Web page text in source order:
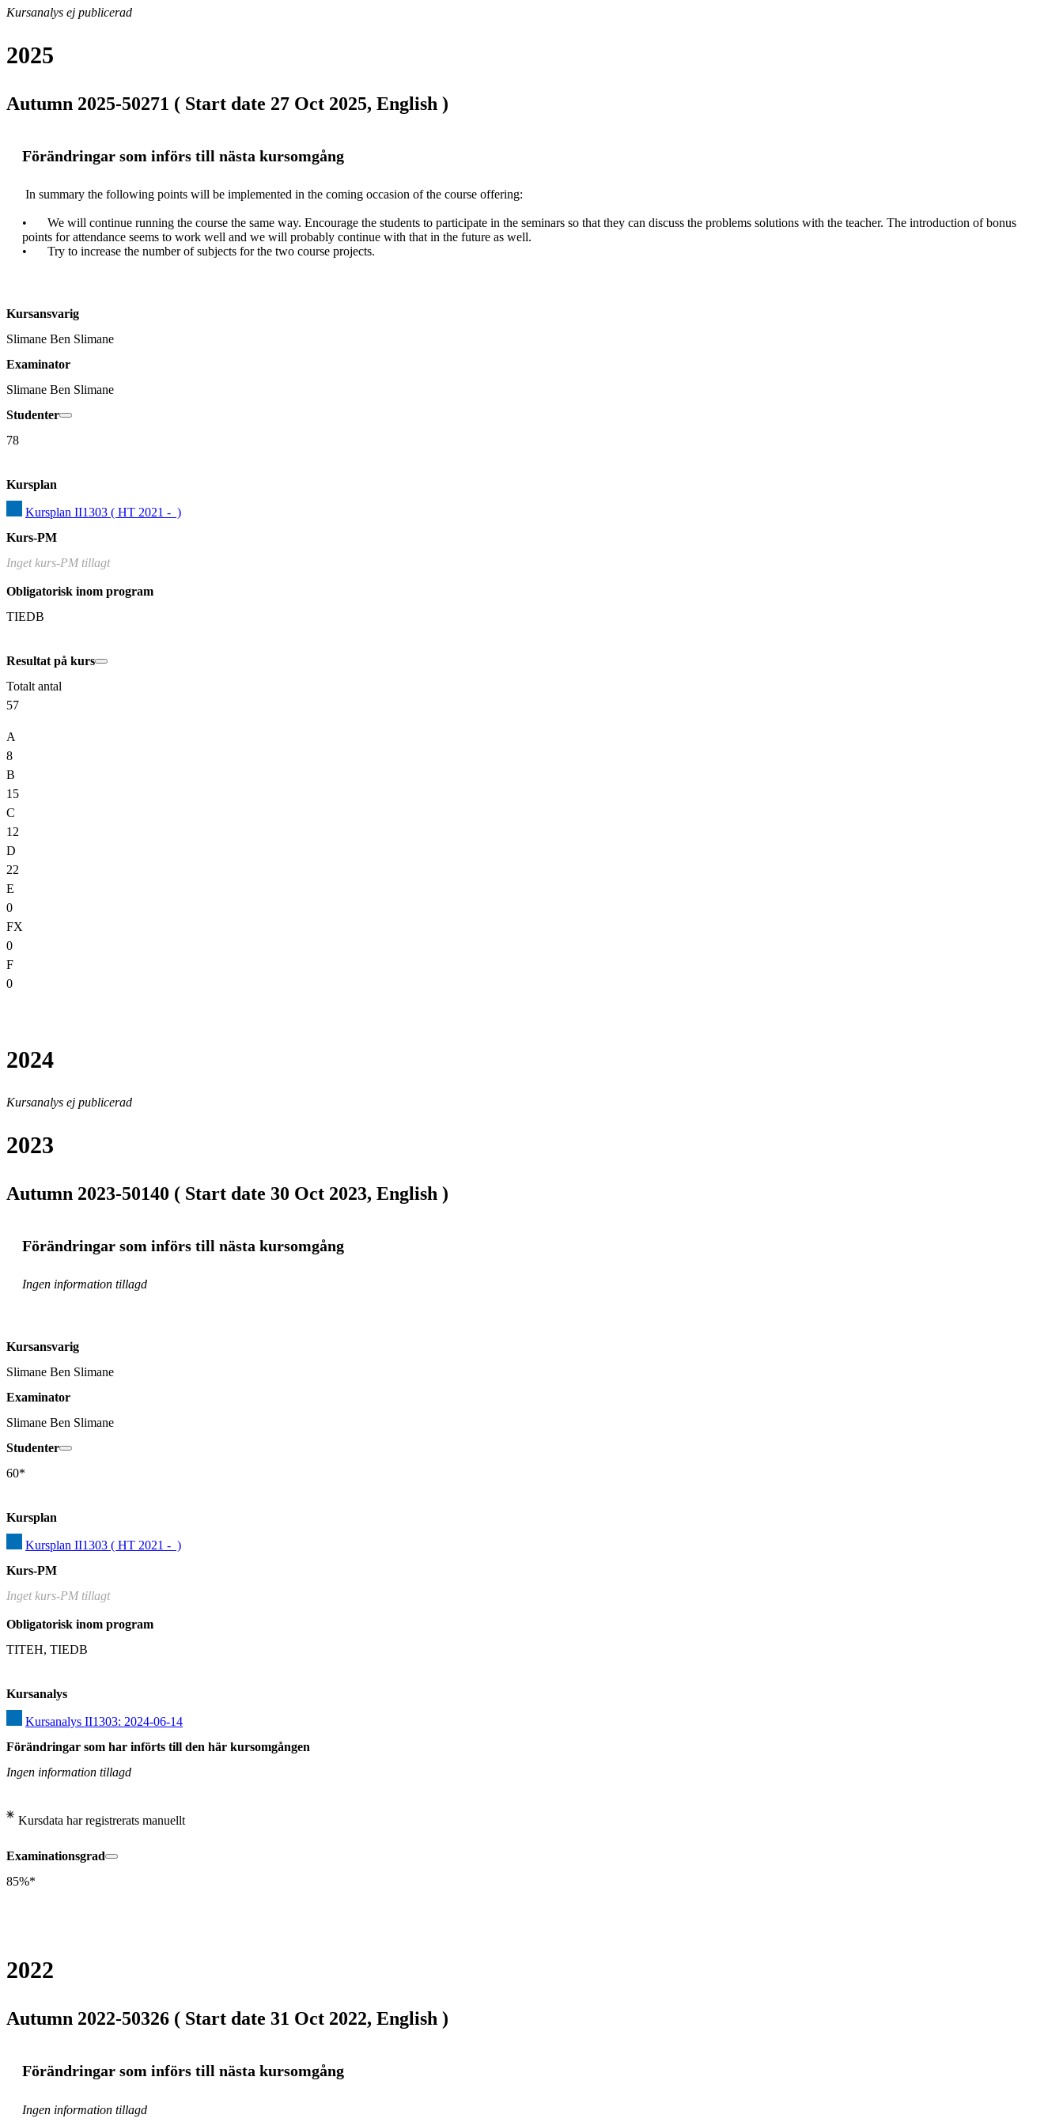
Kursanalys ej publicerad
2025
Autumn 2025-50271 ( Start date 27 Oct 2025, English )
Förändringar som införs till nästa kursomgång
•	We will continue running the course the same way. Encourage the students to participate in the seminars so that they can discuss the problems solutions with the teacher. The introduction of bonus
points for attendance seems to work well and we will probably continue with that in the future as well.
•	Try to increase the number of subjects for the two course projects.
Kursansvarig
Slimane Ben Slimane
Examinator
Slimane Ben Slimane
Studenter
78
Kursplan
Kursplan II1303 ( HT 2021 -  )
Kurs-PM
Inget kurs-PM tillagt
Obligatorisk inom program
TIEDB
Resultat på kurs
Totalt antal
57
A
8
B
15
C
12
D
22
E
0
FX
0
F
0
2024
Kursanalys ej publicerad
2023
Autumn 2023-50140 ( Start date 30 Oct 2023, English )
Förändringar som införs till nästa kursomgång
Ingen information tillagd
Kursansvarig
Slimane Ben Slimane
Examinator
Slimane Ben Slimane
Studenter
60*
Kursplan
Kursplan II1303 ( HT 2021 -  )
Kurs-PM
Inget kurs-PM tillagt
Obligatorisk inom program
TITEH, TIEDB
Kursanalys
Kursanalys II1303: 2024-06-14
Förändringar som har införts till den här kursomgången
Ingen information tillagd
Kursdata har registrerats manuellt
Examinationsgrad
85%*
2022
Autumn 2022-50326 ( Start date 31 Oct 2022, English )
Förändringar som införs till nästa kursomgång
Ingen information tillagd